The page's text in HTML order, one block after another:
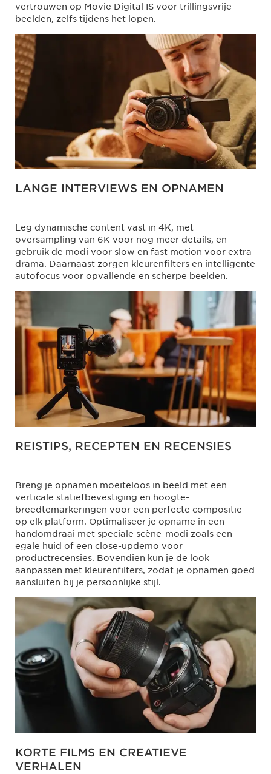
vertrouwen op Movie Digital IS voor trillingsvrije
beelden, zelfs tijdens het lopen.
LANGE INTERVIEWS EN OPNAMEN
Leg dynamische content vast in 4K, met
oversampling van 6K voor nog meer details, en
gebruik de modi voor slow en fast motion voor extra
drama. Daarnaast zorgen kleurenfilters en intelligente
autofocus voor opvallende en scherpe beelden.
REISTIPS, RECEPTEN EN RECENSIES
Breng je opnamen moeiteloos in beeld met een
verticale statiefbevestiging en hoogte-
breedtemarkeringen voor een perfecte compositie
op elk platform. Optimaliseer je opname in een
handomdraai met speciale scène-modi zoals een
egale huid of een close-updemo voor
productrecensies. Bovendien kun je de look
aanpassen met kleurenfilters, zodat je opnamen goed
aansluiten bij je persoonlijke stijl.
KORTE FILMS EN CREATIEVE
VERHALEN